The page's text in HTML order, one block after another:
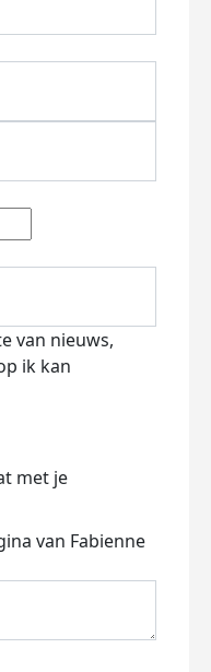
van nieuws,
ik kan
met je
van Fabienne